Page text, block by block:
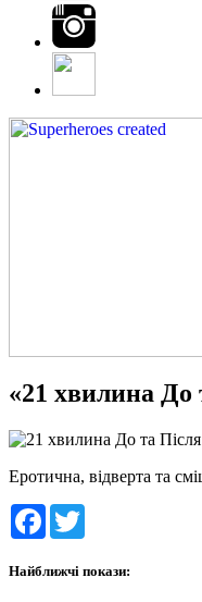
«21 хвилина До
Еротична, відверта та
Facebook
Найближчі покази: